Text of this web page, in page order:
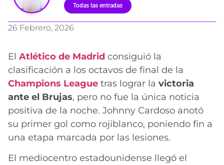
Todas las entradas
26 Febrero, 2026
El Atlético de Madrid consiguió la
clasificación a los octavos de final de la
Champions League tras lograr la victoria
ante el Brujas, pero no fue la única noticia
positiva de la noche. Johnny Cardoso anotó
su primer gol como rojiblanco, poniendo fin a
una etapa marcada por las lesiones.
El mediocentro estadounidense llegó el